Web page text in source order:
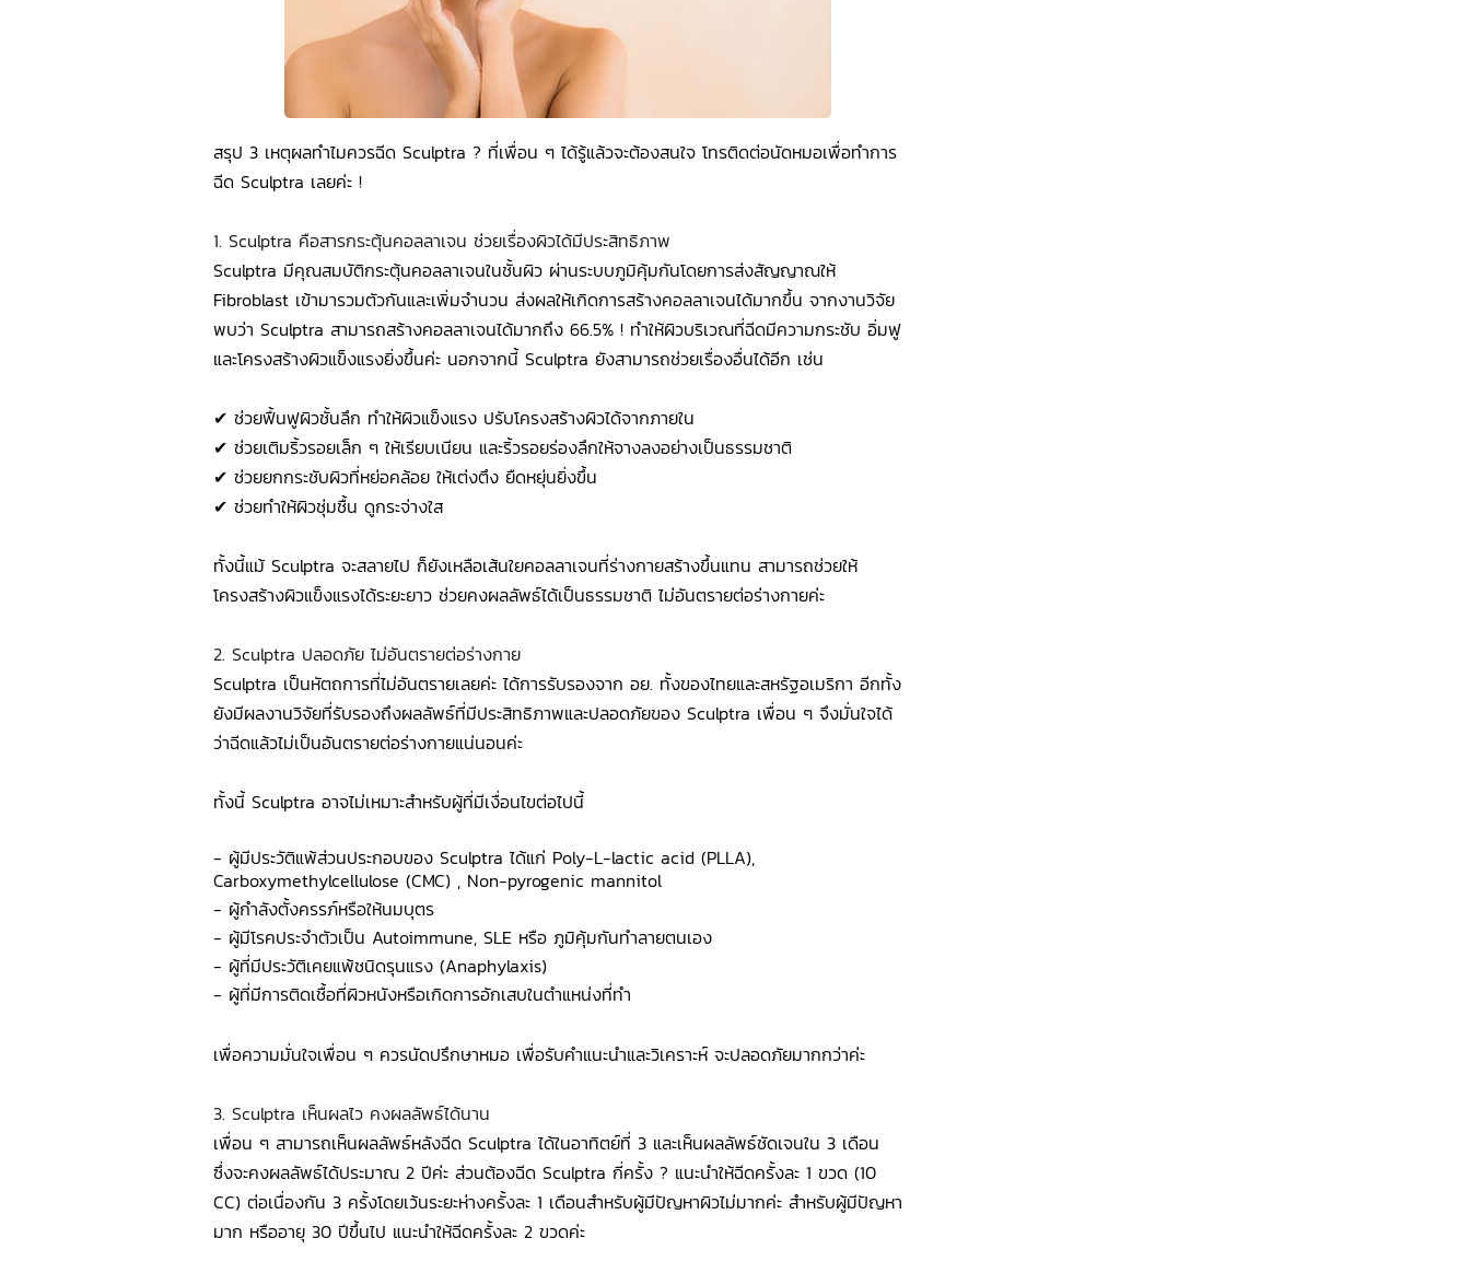
สรุป 3 เหตุผลทำไมควรฉีด Sculptra ? ที่เพื่อน ๆ ได้รู้แล้วจะต้องสนใจ โทรติดต่อนัดหมอเพื่อทำการ
ฉีด Sculptra เลยค่ะ !
1. Sculptra คือสารกระตุ้นคอลลาเจน ช่วยเรื่องผิวได้มีประสิทธิภาพ
Sculptra มีคุณสมบัติกระตุ้นคอลลาเจนในชั้นผิว ผ่านระบบภูมิคุ้มกันโดยการส่งสัญญาณให้
Fibroblast เข้ามารวมตัวกันและเพิ่มจำนวน ส่งผลให้เกิดการสร้างคอลลาเจนได้มากขึ้น จากงานวิจัย
พบว่า Sculptra สามารถสร้างคอลลาเจนได้มากถึง 66.5% ! ทำให้ผิวบริเวณที่ฉีดมีความกระชับ อิ่มฟู
และโครงสร้างผิวแข็งแรงยิ่งขึ้นค่ะ นอกจากนี้ Sculptra ยังสามารถช่วยเรื่องอื่นได้อีก เช่น
✔ ช่วยฟื้นฟูผิวชั้นลึก ทำให้ผิวแข็งแรง ปรับโครงสร้างผิวได้จากภายใน
✔ ช่วยเติมริ้วรอยเล็ก ๆ ให้เรียบเนียน และริ้วรอยร่องลึกให้จางลงอย่างเป็นธรรมชาติ
✔ ช่วยยกกระชับผิวที่หย่อคล้อย ให้เต่งตึง ยืดหยุ่นยิ่งขึ้น
✔ ช่วยทำให้ผิวชุ่มชื้น ดูกระจ่างใส
ทั้งนี้แม้ Sculptra จะสลายไป ก็ยังเหลือเส้นใยคอลลาเจนที่ร่างกายสร้างขึ้นแทน สามารถช่วยให้
โครงสร้างผิวแข็งแรงได้ระยะยาว ช่วยคงผลลัพธ์ได้เป็นธรรมชาติ ไม่อันตรายต่อร่างกายค่ะ
2. Sculptra ปลอดภัย ไม่อันตรายต่อร่างกาย
Sculptra เป็นหัตถการที่ไม่อันตรายเลยค่ะ ได้การรับรองจาก อย. ทั้งของไทยและสหรัฐอเมริกา อีกทั้ง
ยังมีผลงานวิจัยที่รับรองถึงผลลัพธ์ที่มีประสิทธิภาพและปลอดภัยของ Sculptra เพื่อน ๆ จึงมั่นใจได้
ว่าฉีดแล้วไม่เป็นอันตรายต่อร่างกายแน่นอนค่ะ
ทั้งนี้ Sculptra อาจไม่เหมาะสำหรับผู้ที่มีเงื่อนไขต่อไปนี้
- ผู้มีประวัติแพ้ส่วนประกอบของ Sculptra ได้แก่ Poly-L-lactic acid (PLLA),
Carboxymethylcellulose (CMC) , Non-pyrogenic mannitol
- ผู้กำลังตั้งครรภ์หรือให้นมบุตร
- ผู้มีโรคประจำตัวเป็น Autoimmune, SLE หรือ ภูมิคุ้มกันทำลายตนเอง
- ผู้ที่มีประวัติเคยแพ้ชนิดรุนแรง (Anaphylaxis)
- ผู้ที่มีการติดเชื้อที่ผิวหนังหรือเกิดการอักเสบในตำแหน่งที่ทำ
เพื่อความมั่นใจเพื่อน ๆ ควรนัดปรึกษาหมอ เพื่อรับคำแนะนำและวิเคราะห์ จะปลอดภัยมากกว่าค่ะ
3. Sculptra เห็นผลไว คงผลลัพธ์ได้นาน
เพื่อน ๆ สามารถเห็นผลลัพธ์หลังฉีด Sculptra ได้ในอาทิตย์ที่ 3 และเห็นผลลัพธ์ชัดเจนใน 3 เดือน
ซึ่งจะคงผลลัพธ์ได้ประมาณ 2 ปีค่ะ ส่วนต้องฉีด Sculptra กี่ครั้ง ? แนะนำให้ฉีดครั้งละ 1 ขวด (10
CC) ต่อเนื่องกัน 3 ครั้งโดยเว้นระยะห่างครั้งละ 1 เดือนสำหรับผู้มีปัญหาผิวไม่มากค่ะ สำหรับผู้มีปัญหา
มาก หรืออายุ 30 ปีขึ้นไป แนะนำให้ฉีดครั้งละ 2 ขวดค่ะ